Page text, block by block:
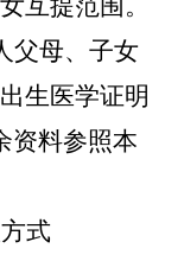
互提范围。
父母、子女
生医学证明
资料参照本
式